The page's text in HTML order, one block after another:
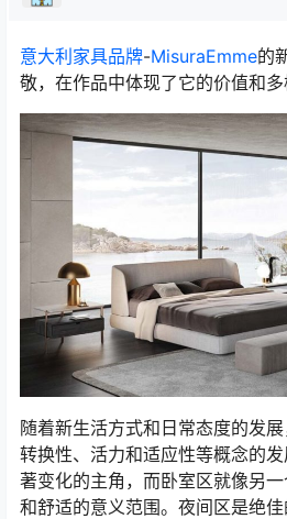
意大利家具品牌-MisuraEmme的
敬，在作品中体现了它的价值和多
随着新生活方式和日常态度的发
转换性、活力和适应性等概念的
著变化的主角，而卧室区就像另
和舒适的意义范围。夜间区是绝